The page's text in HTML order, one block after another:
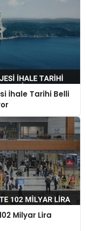
İhale Tarihi Belli
Milyar Lira